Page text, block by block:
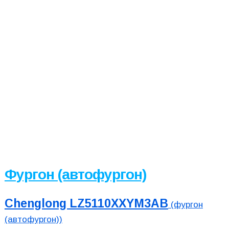
Фургон (автофургон)
Chenglong LZ5110XXYM3AB (фургон
(автофургон))